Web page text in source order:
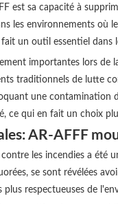
est sa capacité à
les environnements où
un outil essentiel dans
importantes lors
traditionnels de lutte
une contamination
ce qui en fait un choix
AR-AFFF
les incendies a été
se sont révélées
respectueuses de